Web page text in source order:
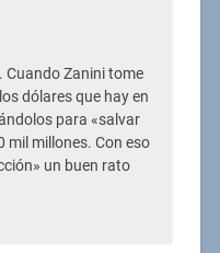
Cuando Zanini tome
dólares que hay en
para «salvar
mil millones. Con eso
un buen rato